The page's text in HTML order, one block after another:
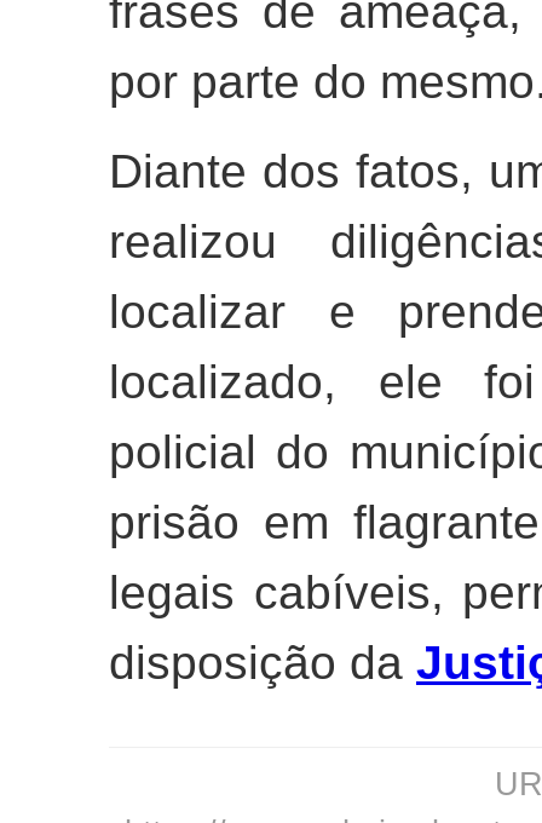
frases de
por parte do
Diante dos fatos,
realizou
localizar e
localizado, ele
policial do
prisão em
legais cabíveis,
disposição da